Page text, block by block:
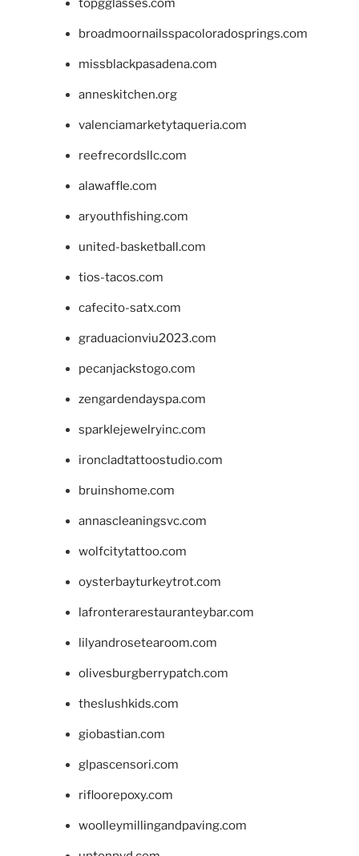
topgglasses.com
broadmoornailsspacoloradosprings.com
missblackpasadena.com
anneskitchen.org
valenciamarketytaqueria.com
reefrecordsllc.com
alawaffle.com
aryouthfishing.com
united-basketball.com
tios-tacos.com
cafecito-satx.com
graduacionviu2023.com
pecanjackstogo.com
zengardendayspa.com
sparklejewelryinc.com
ironcladtattoostudio.com
bruinshome.com
annascleaningsvc.com
wolfcitytattoo.com
oysterbayturkeytrot.com
lafronterarestauranteybar.com
lilyandrosetearoom.com
olivesburgberrypatch.com
theslushkids.com
giobastian.com
glpascensori.com
rifloorepoxy.com
woolleymillingandpaving.com